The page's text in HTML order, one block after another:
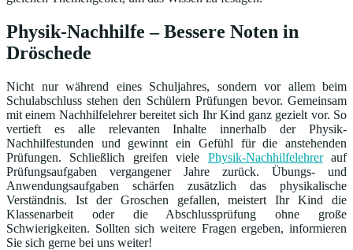
Physik-Nachhilfe – Bessere Noten in
Dröschede
Nicht nur während eines Schuljahres, sondern vor allem beim
Schulabschluss stehen den Schülern Prüfungen bevor. Gemeinsam
mit einem Nachhilfelehrer bereitet sich Ihr Kind ganz gezielt vor. So
vertieft es alle relevanten Inhalte innerhalb der Physik-
Nachhilfestunden und gewinnt ein Gefühl für die anstehenden
Prüfungen. Schließlich greifen viele Physik-Nachhilfelehrerauf
Prüfungsaufgaben vergangener Jahre zurück. Übungs- und
Anwendungsaufgaben schärfen zusätzlich das physikalische
Verständnis. Ist der Groschen gefallen, meistert Ihr Kind die
Klassenarbeit oder die Abschlussprüfung ohne große
Schwierigkeiten. Sollten sich weitere Fragen ergeben, informieren
Sie sich gerne bei uns weiter!